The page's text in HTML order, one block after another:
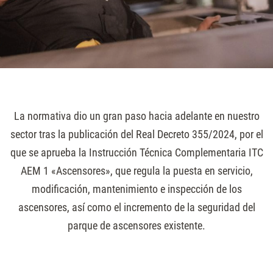
La normativa dio un gran paso hacia adelante en nuestro
sector tras la publicación del Real Decreto 355/2024, por el
que se aprueba la Instrucción Técnica Complementaria ITC
AEM 1 «Ascensores», que regula la puesta en servicio,
modificación, mantenimiento e inspección de los
ascensores, así como el incremento de la seguridad del
parque de ascensores existente.